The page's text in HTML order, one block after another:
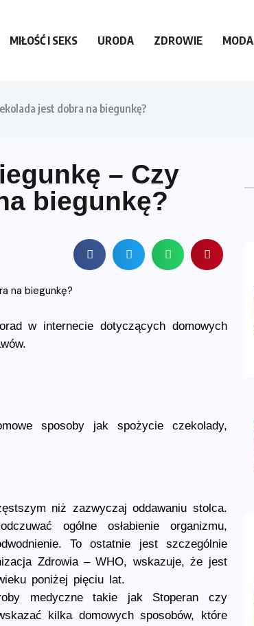
MIŁOŚĆ I SEKS URODA ZDROWIE MODA
jest dobra na biegunkę?
– Czy
biegunkę?
w internecie dotyczących domowych
sposoby jak spożycie czekolady,
niż zazwyczaj oddawaniu stolca.
ogólne osłabienie organizmu,
To ostatnie jest szczególnie
Zdrowia – WHO, wskazuje, że jest
poniżej pięciu lat.
medyczne takie jak Stoperan czy
kilka domowych sposobów, które